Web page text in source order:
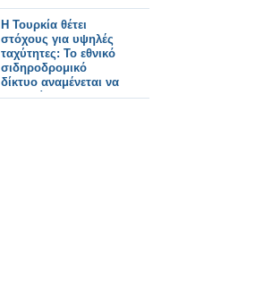
Η Τουρκία θέτει
στόχους για υψηλές
ταχύτητες: Το εθνικό
σιδηροδρομικό
δίκτυο αναμένεται να
αυξηθεί στα 28.590